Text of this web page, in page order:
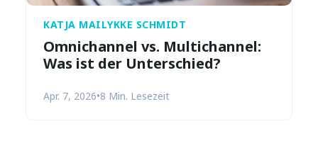
KATJA MAILYKKE SCHMIDT
Omnichannel vs. Multichannel:
Was ist der Unterschied?
Apr. 7, 2026•8 Min. Lesezeit